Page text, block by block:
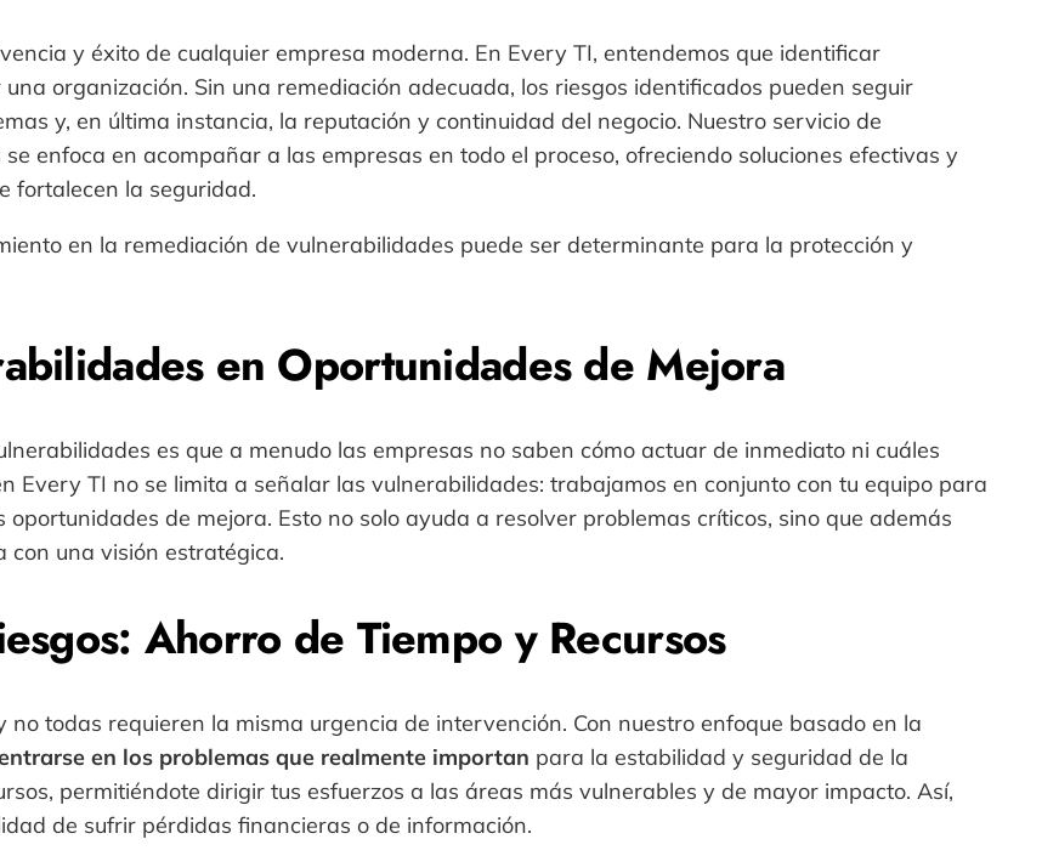
y éxito de cualquier empresa moderna. En Every TI, entendemos que identificar
organización. Sin una remediación adecuada, los riesgos identificados pueden seguir
y, en última instancia, la reputación y continuidad del negocio. Nuestro servicio de
enfoca en acompañar a las empresas en todo el proceso, ofreciendo soluciones efectivas y
fortalecen la seguridad.
en la remediación de vulnerabilidades puede ser determinante para la protección y
en Oportunidades de Mejora
es que a menudo las empresas no saben cómo actuar de inmediato ni cuáles
Every TI no se limita a señalar las vulnerabilidades: trabajamos en conjunto con tu equipo para
de mejora. Esto no solo ayuda a resolver problemas críticos, sino que además
una visión estratégica.
Ahorro de Tiempo y Recursos
todas requieren la misma urgencia de intervención. Con nuestro enfoque basado en la
en los problemas que realmente importan para la estabilidad y seguridad de la
permitiéndote dirigir tus esfuerzos a las áreas más vulnerables y de mayor impacto. Así,
de sufrir pérdidas financieras o de información.